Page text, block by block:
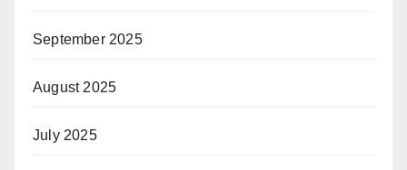
September 2025
August 2025
July 2025